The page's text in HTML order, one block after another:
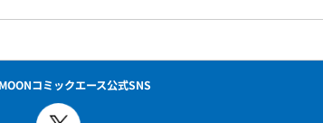
コミックエース公式SNS